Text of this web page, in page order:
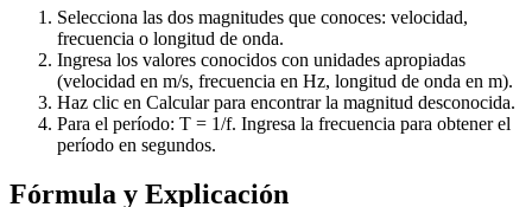
Selecciona las dos magnitudes que conoces: velocidad,
frecuencia o longitud de onda.
Ingresa los valores conocidos con unidades apropiadas
(velocidad en m/s, frecuencia en Hz, longitud de onda en m).
Haz clic en Calcular para encontrar la magnitud desconocida.
Para el período: T = 1/f. Ingresa la frecuencia para obtener el
período en segundos.
Fórmula y Explicación